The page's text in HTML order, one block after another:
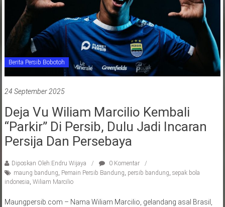
Berita Persib Bobotoh
24 September 2025
Deja Vu Wiliam Marcilio Kembali
“Parkir” Di Persib, Dulu Jadi Incaran
Persija Dan Persebaya
Diposkan Oleh:Endru Wijaya
0 Komentar
maung bandung, Pemain Persib Bandung, persib bandung, sepak bola
indonesia, Wiliam Marcilio
Maungpersib.com – Nama Wiliam Marcilio, gelandang asal Brasil,